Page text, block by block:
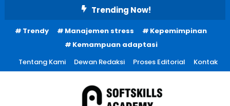
Content
Trending Now!
Trendy Manajemen stress
Kepemimpinan
Kemampuan adaptasi
Tentang Kami
Dewan Redaksi Proses Editorial Kontak